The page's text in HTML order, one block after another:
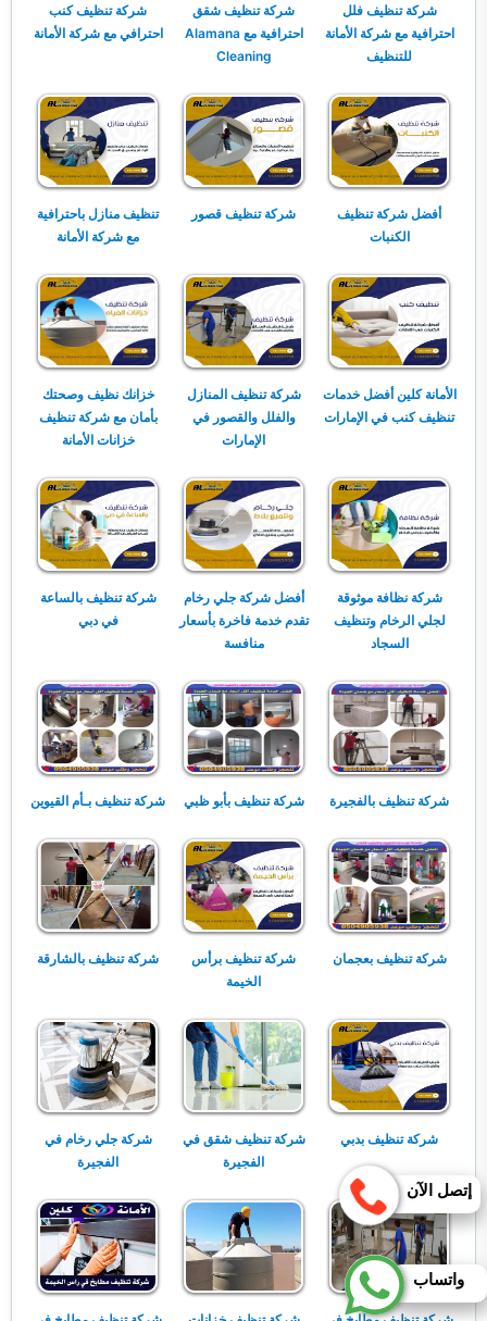
شركة تنظيف فلل
احترافية مع شركة الأمانة
للتنظيف
شركة تنظيف شقق
احترافية مع Alamana
Cleaning
شركة تنظيف كنب
احترافي مع شركة الأمانة
أفضل شركة تنظيف
الكنبات
شركة تنظيف قصور
تنظيف منازل باحترافية
مع شركة الأمانة
الأمانة كلين أفضل خدمات
تنظيف كنب في الإمارات
شركة تنظيف المنازل
والفلل والقصور في
الإمارات
خزانك نظيف وصحتك
بأمان مع شركة تنظيف
خزانات الأمانة
شركة نظافة موثوقة
لجلي الرخام وتنظيف
السجاد
أفضل شركة جلي رخام
تقدم خدمة فاخرة بأسعار
منافسة
شركة تنظيف بالساعة
في دبي
شركة تنظيف بالفجيرة شركة تنظيف بأبو ظبي شركة تنظيف بـأم القيوين
شركة تنظيف بعجمان
شركة تنظيف برأس
الخيمة
شركة تنظيف بالشارقة
شركة تنظيف بدبي
شركة تنظيف شقق في
الفجيرة
شركة جلي رخام في
الفجيرة
إتصل الآن
واتساب